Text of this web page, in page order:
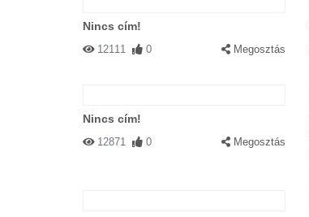
Nincs cím!
12111 0 Megosztás
Nincs cím!
12871 0 Megosztás